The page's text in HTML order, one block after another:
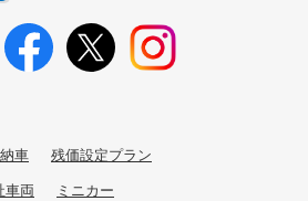
車
残価設定プラン
車両 ミニカー